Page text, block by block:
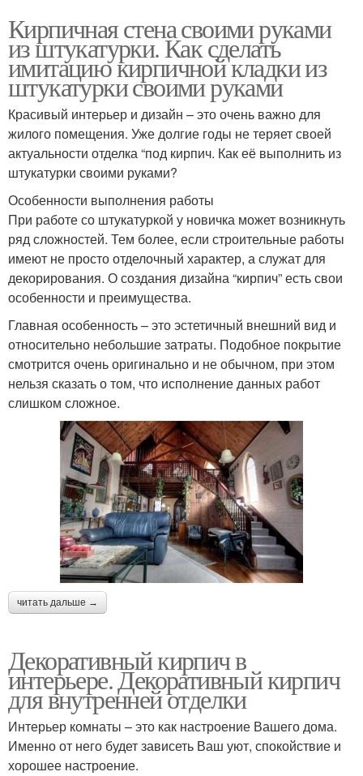
Кирпичная стена своими руками
из штукатурки. Как сделать
имитацию кирпичной кладки из
штукатурки своими руками
Красивый интерьер и дизайн – это очень важно для
жилого помещения. Уже долгие годы не теряет своей
актуальности отделка “под кирпич. Как её выполнить из
штукатурки своими руками?
Особенности выполнения работы
При работе со штукатуркой у новичка может возникнуть
ряд сложностей. Тем более, если строительные работы
имеют не просто отделочный характер, а служат для
декорирования. О создания дизайна “кирпич” есть свои
особенности и преимущества.
Главная особенность – это эстетичный внешний вид и
относительно небольшие затраты. Подобное покрытие
смотрится очень оригинально и не обычном, при этом
нельзя сказать о том, что исполнение данных работ
слишком сложное.
читать дальше →
Декоративный кирпич в
интерьере. Декоративный кирпич
для внутренней отделки
Интерьер комнаты – это как настроение Вашего дома.
Именно от него будет зависеть Ваш уют, спокойствие и
хорошее настроение.